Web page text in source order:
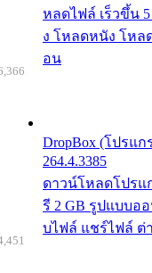
หลดไฟล์ เร็วขึ้น
ง โหลดหนัง โหล
อน
DropBox (โปรแ
264.4.3385
ดาวน์โหลดโปรแ
รี 2 GB รูปแบบอ
บไฟล์ แชร์ไฟล์ ต่